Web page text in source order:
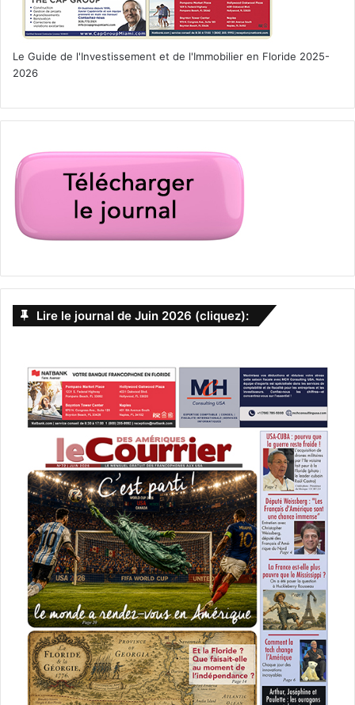
Le Guide de l'Investissement et de l'Immobilier en Floride 2025-
2026
Lire le journal de Juin 2026 (cliquez):